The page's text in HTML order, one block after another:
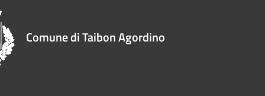
Comune di Taibon Agordino